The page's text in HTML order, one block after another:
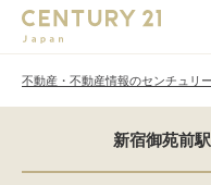
不動産・不動産情報のセンチュリ
新宿御苑前